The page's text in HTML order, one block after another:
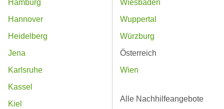
Hamburg
Hannover
Heidelberg
Jena
Karlsruhe
Kassel
Kiel
Wiesbaden
Wuppertal
Würzburg
Österreich
Wien
Alle Nachhilfeangebote